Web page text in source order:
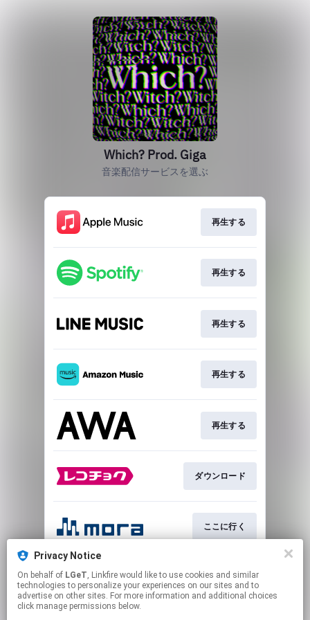
Privacy Notice
On behalf of LGeT, Linkfire would like to use cookies and similar
technologies to personalize your experiences on our sites and to
advertise on other sites. For more information and additional choices
click manage permissions below.
Which? Prod. Giga
音楽配信サービスを選ぶ
再生する
再生する
再生する
再生する
再生する
ダウンロード
ここに行く
再生する